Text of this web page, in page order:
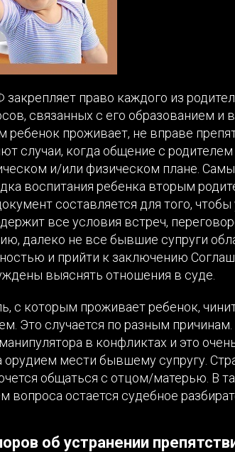
право каждого из
связанных с его образованием и
ребенок проживает, не вправе
случаи, когда общение с родителем
и/или физическом плане.
воспитания ребенка вторым
составляется для того,
все условия встреч,
далеко не все бывшие супруги
и прийти к заключению
выяснять отношения в суде.
с которым проживает ребенок,
Это случается по разным
в конфликтах и это
орудием мести бывшему супругу.
общаться с отцом/матерью. В
остается судебное
об устранении